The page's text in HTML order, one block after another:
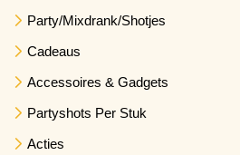
Party/Mixdrank/Shotjes
Cadeaus
Accessoires & Gadgets
Partyshots Per Stuk
Acties